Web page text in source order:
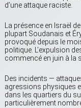
d’une attaque raciste.
La présence en Israël
plupart Soudanais et
provoqué depuis le
politique. L’expulsion
commencé en juin à la
Des incidents —
agressions physiques
dans les quartiers du
particulièrement